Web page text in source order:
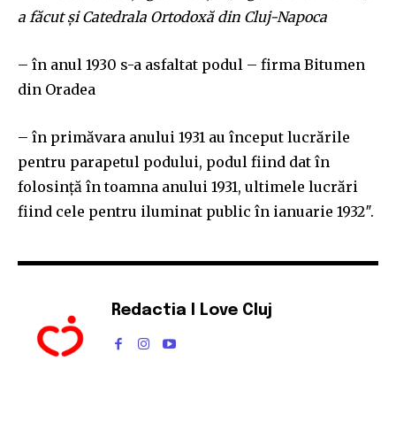
a făcut și Catedrala Ortodoxă din Cluj-Napoca
– în anul 1930 s-a asfaltat podul – firma Bitumen
din Oradea
– în primăvara anului 1931 au început lucrările
pentru parapetul podului, podul fiind dat în
folosință în toamna anului 1931, ultimele lucrări
fiind cele pentru iluminat public în ianuarie 1932″.
Redactia I Love Cluj